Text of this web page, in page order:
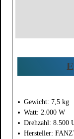
Gewicht: 7,5 kg
Watt: 2.000 W
Drehzahl: 8.500
Hersteller: